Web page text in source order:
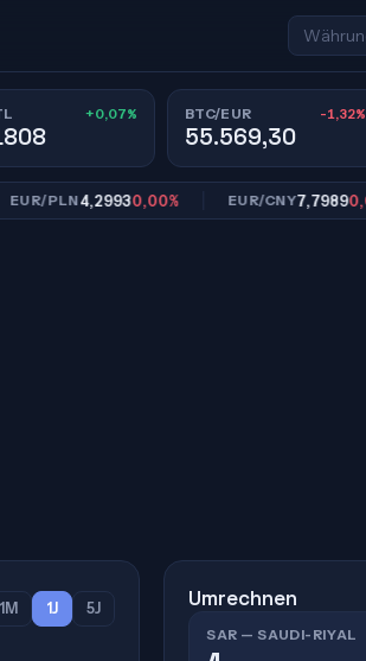
+0,07% BTC/EUR -1,32%
55.569,30
PLN4,29930,00% EUR/CNY7,79890,00%
1M 1J 5J Umrechnen
SAR — SAUDI-RIYAL